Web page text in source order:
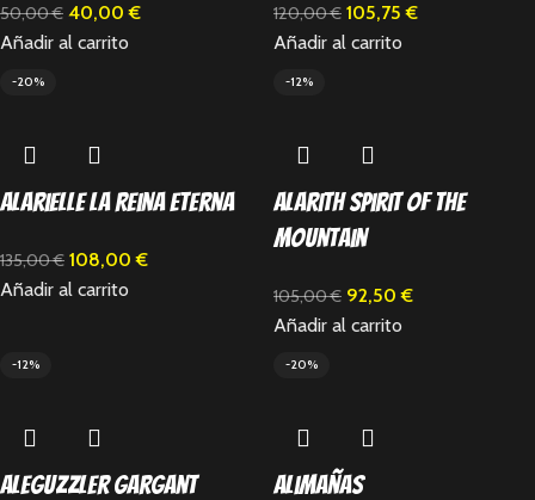
50,00€ 40,00€
Añadir al carrito
120,00€ 105,75€
Añadir al carrito
-20%
Alarielle la Reina Eterna
135,00€ 108,00€
Añadir al carrito
-12%
Alarith Spirit of the
Mountain
105,00€ 92,50€
Añadir al carrito
-12%
Aleguzzler Gargant
-20%
Alimañas